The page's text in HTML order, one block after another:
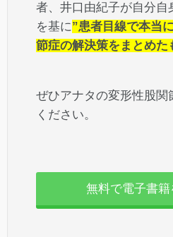
者、井口由紀子が自分自
を基に”患者目線で本当
節症の解決策をまとめた
ぜひアナタの変形性股関
ください。
無料で電子書籍